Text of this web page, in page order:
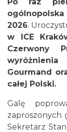
ogólnopolska
2026.
w ICE
Czerwony
Gourmand
całej Polski.
Galę
zaproszonych
Sekretarz